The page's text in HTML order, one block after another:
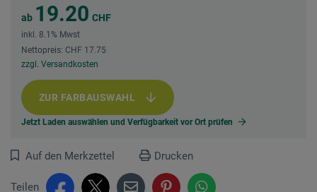
ab 19.20 CHF
inkl. 8.1% Mwst
Nettopreis: CHF 17.75
zzgl. Versandkosten
ZUR FARBAUSWAHL
Jetzt Laden auswählen und Verfügbarkeit vor Ort prüfen
Auf den Merkzettel Drucken
Teilen